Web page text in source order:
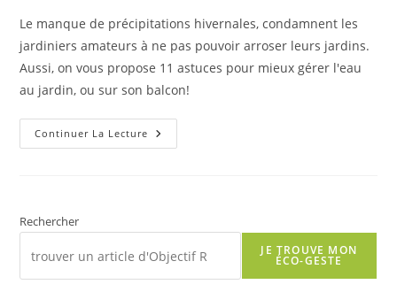
Le manque de précipitations hivernales, condamnent les
jardiniers amateurs à ne pas pouvoir arroser leurs jardins.
Aussi, on vous propose 11 astuces pour mieux gérer l'eau
au jardin, ou sur son balcon!
Continuer La Lecture R
Comme
Astuces
Économiser
Au
Rechercher
JE TROUVE MON
ÉCO-GESTE